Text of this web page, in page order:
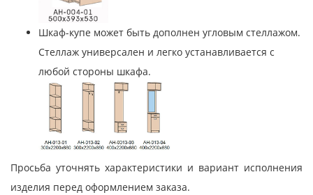
Шкаф-купе может быть дополнен угловым стеллажом.
Стеллаж универсален и легко устанавливается с
любой стороны шкафа.
Просьба уточнять характеристики и вариант исполнения
изделия перед оформлением заказа.